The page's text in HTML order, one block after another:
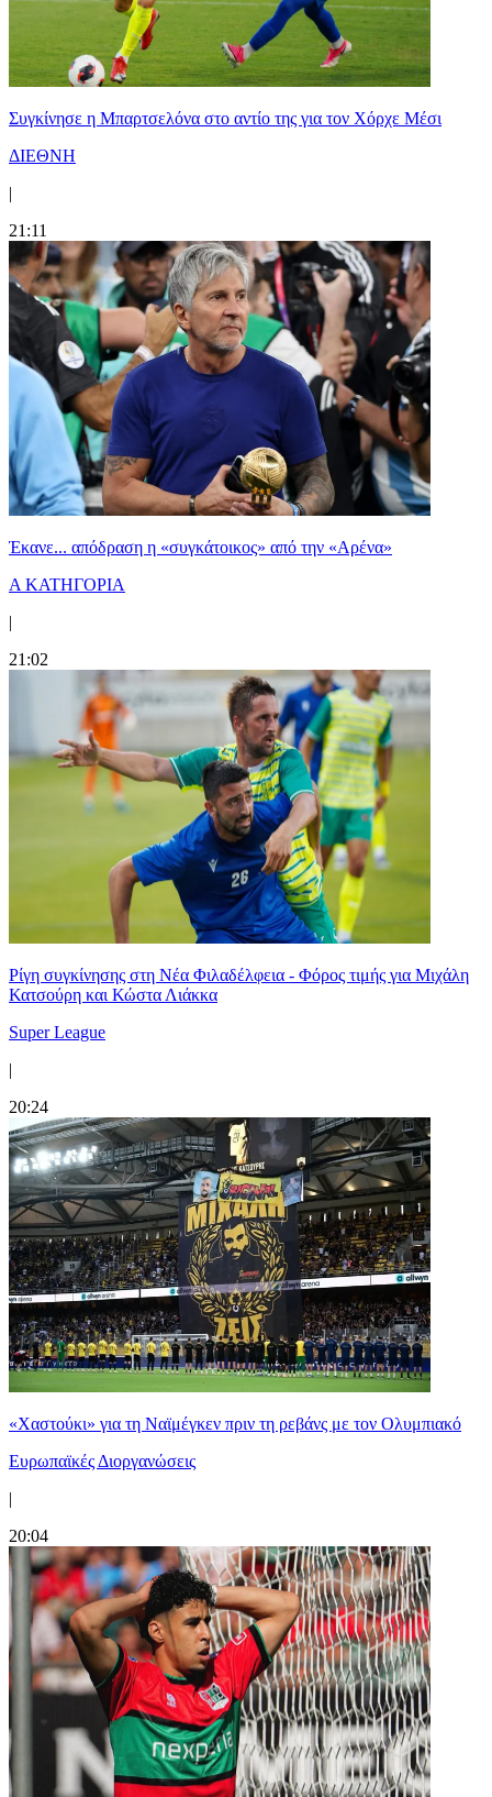
Συγκίνησε η Μπαρτσελόνα στο αντίο της για τον Χόρχε Μέσι
ΔΙΕΘΝΗ
|
21:11
Έκανε... απόδραση η «συγκάτοικος» από την «Αρένα»
Α ΚΑΤΗΓΟΡΙΑ
|
21:02
Ρίγη συγκίνησης στη Νέα Φιλαδέλφεια - Φόρος τιμής για Μιχάλη
Κατσούρη και Κώστα Λιάκκα
Super League
|
20:24
«Χαστούκι» για τη Ναϊμέγκεν πριν τη ρεβάνς με τον Ολυμπιακό
Ευρωπαϊκές Διοργανώσεις
|
20:04